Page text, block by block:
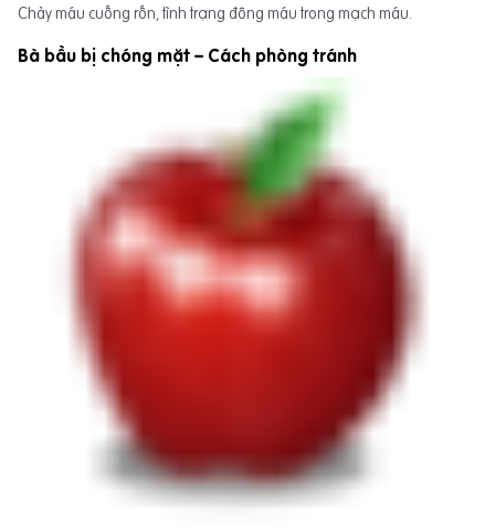
Chảy máu cuống rốn, tình trạng đông máu trong mạch máu.
Bà bầu bị chóng mặt – Cách phòng tránh